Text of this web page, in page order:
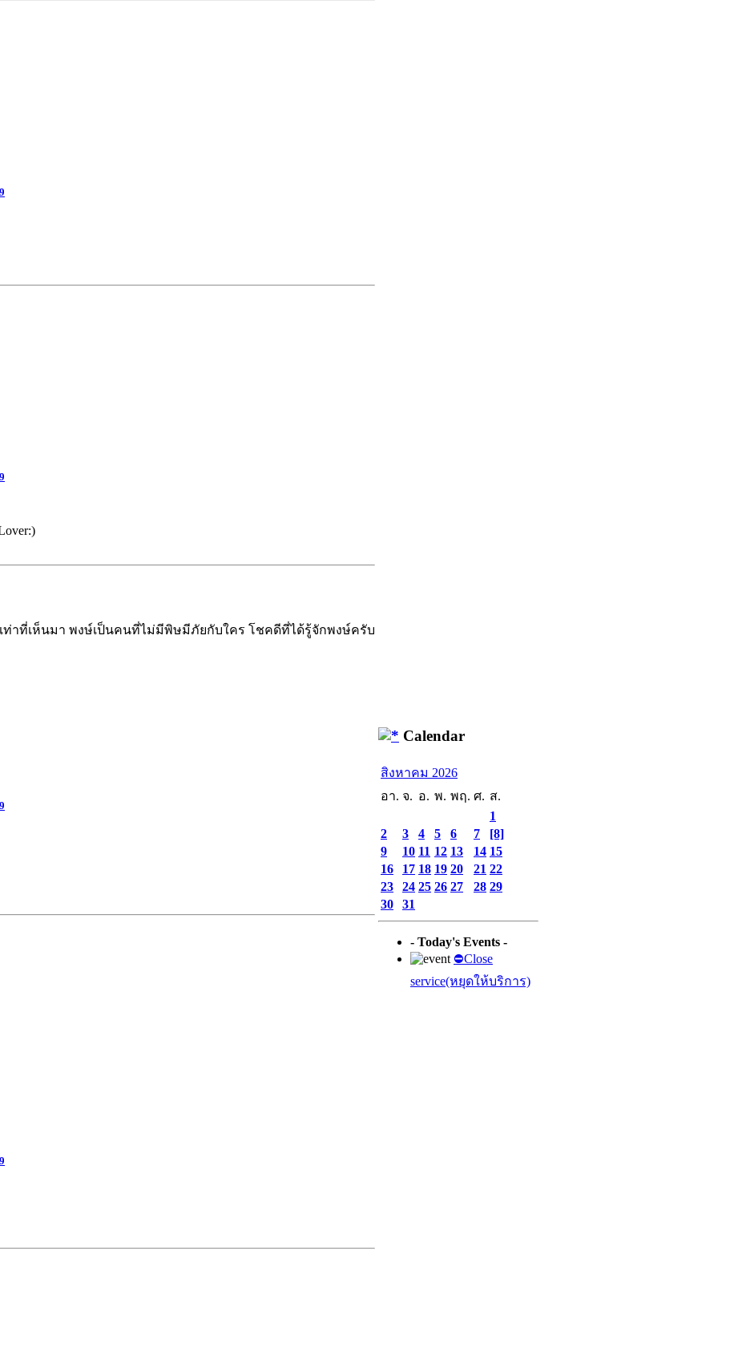
าที่เห็นมา พงษ์เป็นคนที่ไม่มีพิษมีภัยกับใคร โชคดีที่ได้รู้จักพงษ์ครับ
Calendar
สิงหาคม 2026
อา. จ. อ. พ. พฤ. ศ. ส.
1
2
3 4 5 6 7
[8]
9
10 11 12 13 14 15
16
17 18 19 20 21 22
23
24 25 26 27 28 29
30
31
- Today's Events -
⛔️Close
service(หยุดให้บริการ)